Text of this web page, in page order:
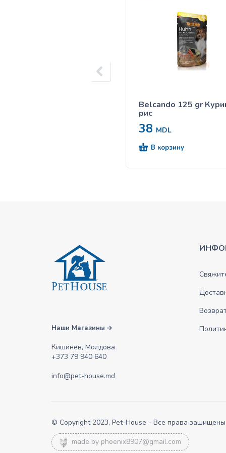
Belcando 125 gr
рис
38 MDL
В корзину
Наши Магазины
Кишинев, Молдова
+373 79 940 640
info@pet-house.md
© Copyright 2023, Pet-House - Все права зашищены.
made by phoenix8907@gmail.com